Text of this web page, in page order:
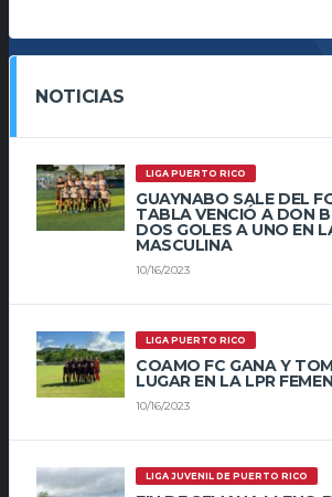
NOTICIAS
LIGA PUERTO RICO
GUAYNABO SALE DEL
TABLA VENCIÓ A DON
DOS GOLES A UNO EN
MASCULINA
10/16/2023
LIGA PUERTO RICO
COAMO FC GANA Y
LUGAR EN LA LPR
10/16/2023
LIGA JUVENIL DE PUERTO RICO